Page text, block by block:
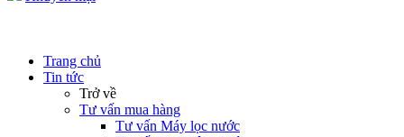
Trang chủ
Tin tức
Trở về
Tư vấn mua hàng
Tư vấn Máy lọc nước